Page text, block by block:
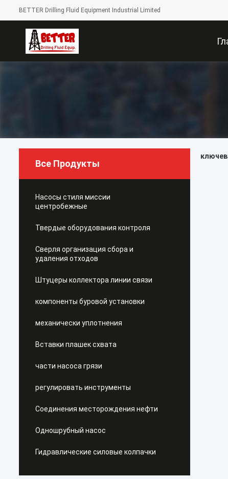
BETTER Drilling Fluid Equipment Industrial Limited
Все Продукты
Насосы стиля миссии
центробежные
Твердые оборудования контроля
Сверля организация сбора и
удаления отходов
Штуцеры коллектора линии связи
компоненты буровой установки
механически уплотнения
Вставки плашек схвата
части насоса грязи
регулировать инструменты
Соединения месторождения нефти
Одношрубный насос
Гидравлические силовые колпачки